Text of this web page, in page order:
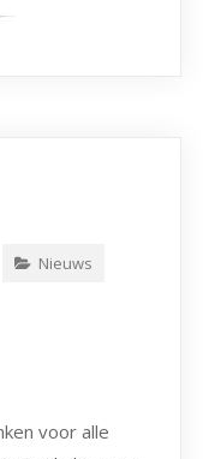
Nieuws
voor alle